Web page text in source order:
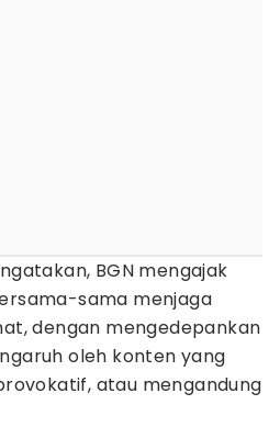
BGN mengajak
sama menjaga
dengan mengedepankan
oleh konten yang
atau mengandung